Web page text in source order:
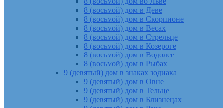
8 (восьмой) дом в Деве
8 (восьмой) дом в Скорпионе
8 (восьмой) дом в Весах
8 (восьмой) дом в Стрельце
8 (восьмой) дом в Козероге
8 (восьмой) дом в Водолее
8 (восьмой) дом в Рыбах
9 (девятый) дом в знаках зодиака
9 (девятый) дом в Овне
9 (девятый) дом в Тельце
9 (девятый) дом в Близнецах